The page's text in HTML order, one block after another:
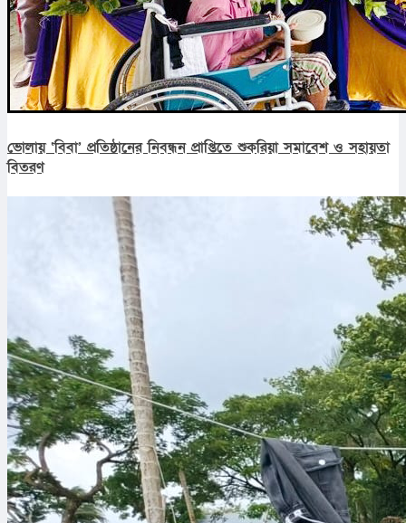
ভোলায় ‘বিবা’ প্রতিষ্ঠানের নিবন্ধন প্রাপ্তিতে শুকরিয়া সমাবেশ ও সহায়তা
বিতরণ